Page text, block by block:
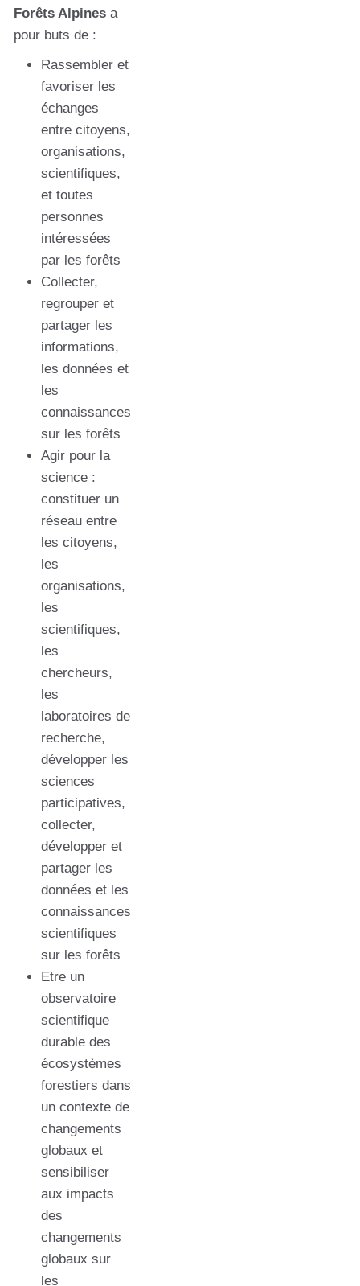
Forêts Alpines a
pour buts de :
Rassembler et
favoriser les
échanges
entre citoyens,
organisations,
scientifiques,
et toutes
personnes
intéressées
par les forêts
Collecter,
regrouper et
partager les
informations,
les données et
les
connaissances
sur les forêts
Agir pour la
science :
constituer un
réseau entre
les citoyens,
les
organisations,
les
scientifiques,
les
chercheurs,
les
laboratoires de
recherche,
développer les
sciences
participatives,
collecter,
développer et
partager les
données et les
connaissances
scientifiques
sur les forêts
Etre un
observatoire
scientifique
durable des
écosystèmes
forestiers dans
un contexte de
changements
globaux et
sensibiliser
aux impacts
des
changements
globaux sur
les